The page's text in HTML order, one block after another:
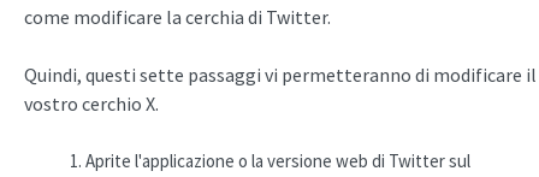
come modificare la cerchia di Twitter.
Quindi, questi sette passaggi vi permetteranno di modificare il
vostro cerchio X.
Aprite l'applicazione o la versione web di Twitter sul